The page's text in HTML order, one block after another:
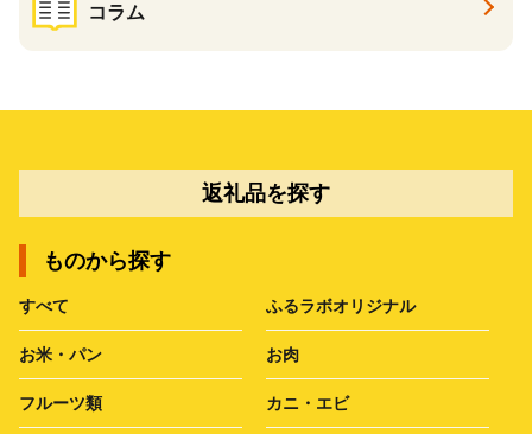
コラム
返礼品を探す
ものから探す
すべて ふるラボオリジナル
お米・パン お肉
フルーツ類 カニ・エビ